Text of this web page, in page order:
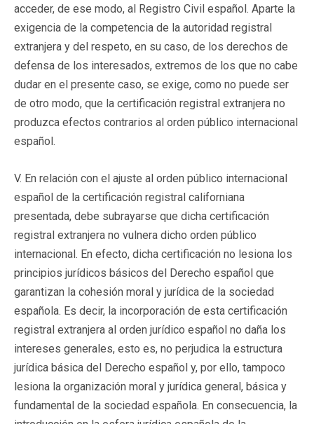
acceder, de ese modo, al Registro Civil español. Aparte la
exigencia de la competencia de la autoridad registral
extranjera y del respeto, en su caso, de los derechos de
defensa de los interesados, extremos de los que no cabe
dudar en el presente caso, se exige, como no puede ser
de otro modo, que la certificación registral extranjera no
produzca efectos contrarios al orden público internacional
español.
V. En relación con el ajuste al orden público internacional
español de la certificación registral californiana
presentada, debe subrayarse que dicha certificación
registral extranjera no vulnera dicho orden público
internacional. En efecto, dicha certificación no lesiona los
principios jurídicos básicos del Derecho español que
garantizan la cohesión moral y jurídica de la sociedad
española. Es decir, la incorporación de esta certificación
registral extranjera al orden jurídico español no daña los
intereses generales, esto es, no perjudica la estructura
jurídica básica del Derecho español y, por ello, tampoco
lesiona la organización moral y jurídica general, básica y
fundamental de la sociedad española. En consecuencia, la